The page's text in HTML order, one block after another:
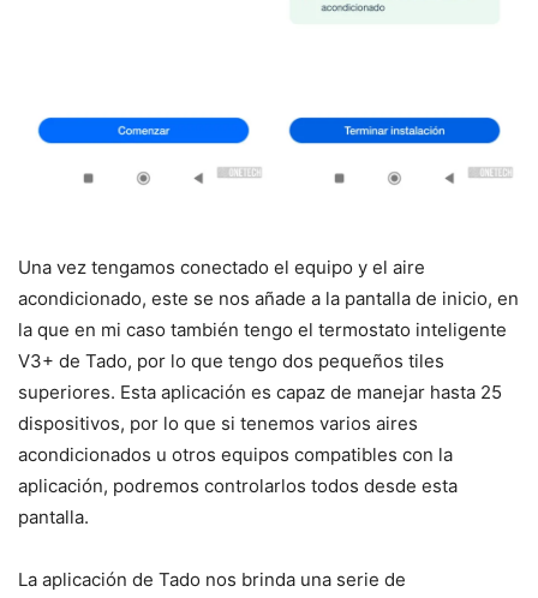
Una vez tengamos conectado el equipo y el aire
acondicionado, este se nos añade a la pantalla de inicio, en
la que en mi caso también tengo el termostato inteligente
V3+ de Tado, por lo que tengo dos pequeños tiles
superiores. Esta aplicación es capaz de manejar hasta 25
dispositivos, por lo que si tenemos varios aires
acondicionados u otros equipos compatibles con la
aplicación, podremos controlarlos todos desde esta
pantalla.
La aplicación de Tado nos brinda una serie de